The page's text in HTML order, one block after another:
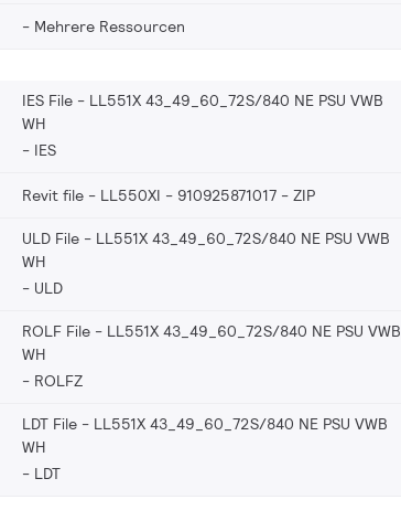
Mehrere Ressourcen
IES File - LL551X 43_49_60_72S/840 NE PSU VWB
WH
IES
Revit file - LL550XI - 910925871017 ZIP
ULD File - LL551X 43_49_60_72S/840 NE PSU VWB
WH
ULD
ROLF File - LL551X 43_49_60_72S/840 NE PSU VWB
WH
ROLFZ
LDT File - LL551X 43_49_60_72S/840 NE PSU VWB
WH
LDT